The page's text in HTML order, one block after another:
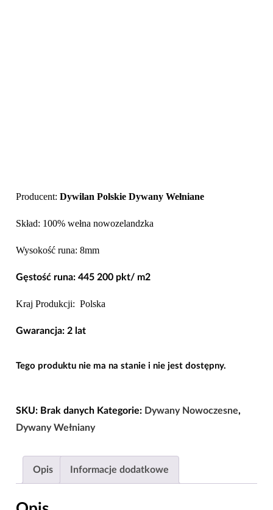
Producent: Dywilan Polskie Dywany Wełniane
Skład: 100% wełna nowozelandzka
Wysokość runa: 8mm
Gęstość runa: 445 200 pkt/ m2
Kraj Produkcji: Polska
Gwarancja: 2 lat
Tego produktu nie ma na stanie i nie jest dostępny.
SKU: Brak danych Kategorie: Dywany Nowoczesne,
Dywany Wełniany
Opis Informacje dodatkowe